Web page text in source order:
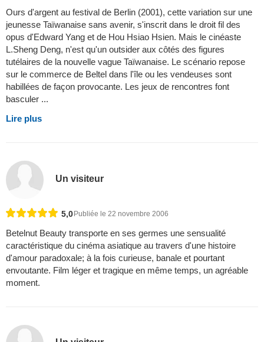
Ours d'argent au festival de Berlin (2001), cette variation sur une
jeunesse Taïwanaise sans avenir, s'inscrit dans le droit fil des
opus d'Edward Yang et de Hou Hsiao Hsien. Mais le cinéaste
L.Sheng Deng, n'est qu'un outsider aux côtés des figures
tutélaires de la nouvelle vague Taïwanaise. Le scénario repose
sur le commerce de Beltel dans l'île ou les vendeuses sont
habillées de façon provocante. Les jeux de rencontres font
basculer ...
Lire plus
Un visiteur
5,0Publiée le 22 novembre 2006
Betelnut Beauty transporte en ses germes une sensualité
caractéristique du cinéma asiatique au travers d'une histoire
d'amour paradoxale; à la fois curieuse, banale et pourtant
envoutante. Film léger et tragique en même temps, un agréable
moment.